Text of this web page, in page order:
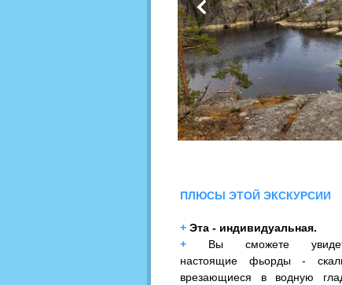
ПЛЮСЫ ЭТОЙ ЭКСКУРСИИ
+Эта - индивидуальная.
+ Вы сможете
настоящие фьорды -
врезающиеся в водную